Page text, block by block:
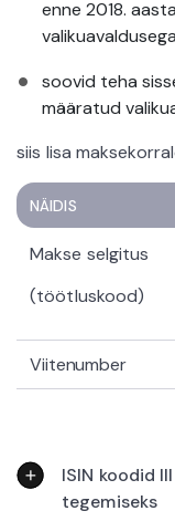
enne 2018.
soovid teha
määratud
siis lisa
NÄIDIS
Makse selgitus
(töötluskood)
Viitenumber
ISIN koodid
tegemiseks